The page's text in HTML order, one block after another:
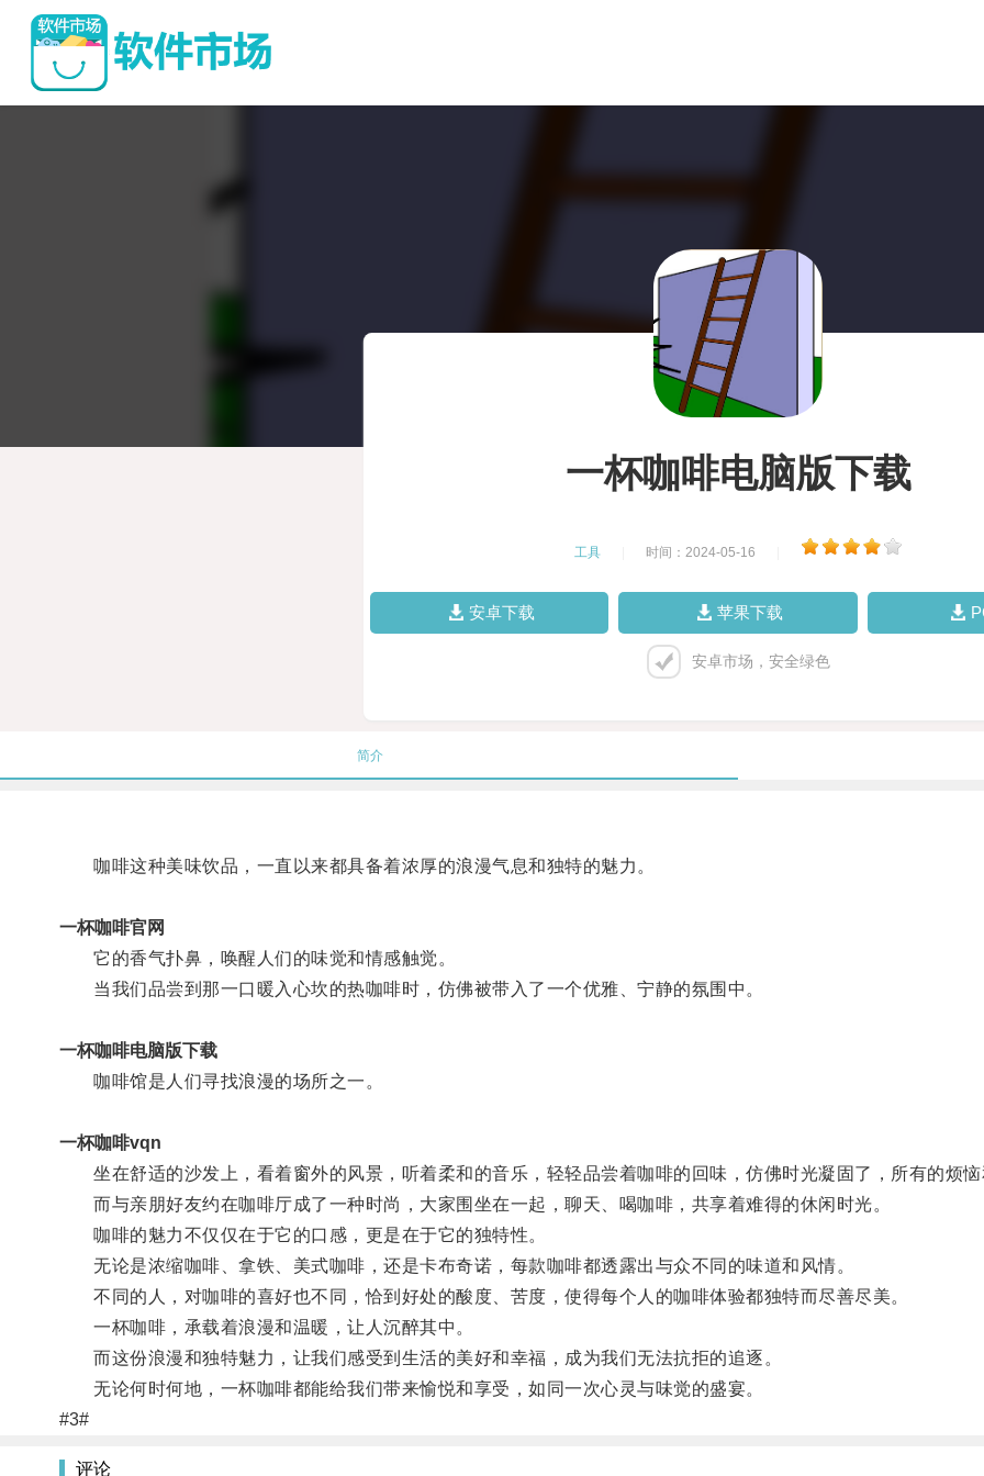
一杯咖啡电脑版下载
工具 时间：2024-05-16
安卓下载 苹果下载
安卓市场，安全绿色
简介
咖啡这种美味饮品，一直以来都具备着浓厚的浪漫气息和独特的魅力。
一杯咖啡官网
它的香气扑鼻，唤醒人们的味觉和情感触觉。
当我们品尝到那一口暖入心坎的热咖啡时，仿佛被带入了一个优雅、宁静的氛围中。
一杯咖啡电脑版下载
咖啡馆是人们寻找浪漫的场所之一。
一杯咖啡vqn
坐在舒适的沙发上，看着窗外的风景，听着柔和的音乐，轻轻品尝着咖啡的回味，仿佛时光凝固了，所有的烦恼
而与亲朋好友约在咖啡厅成了一种时尚，大家围坐在一起，聊天、喝咖啡，共享着难得的休闲时光。
咖啡的魅力不仅仅在于它的口感，更是在于它的独特性。
无论是浓缩咖啡、拿铁、美式咖啡，还是卡布奇诺，每款咖啡都透露出与众不同的味道和风情。
不同的人，对咖啡的喜好也不同，恰到好处的酸度、苦度，使得每个人的咖啡体验都独特而尽善尽美。
一杯咖啡，承载着浪漫和温暖，让人沉醉其中。
而这份浪漫和独特魅力，让我们感受到生活的美好和幸福，成为我们无法抗拒的追逐。
无论何时何地，一杯咖啡都能给我们带来愉悦和享受，如同一次心灵与味觉的盛宴。
#3#
评论